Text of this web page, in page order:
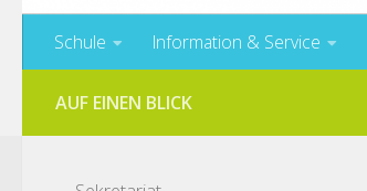
Schule Information & Service
AUF EINEN BLICK